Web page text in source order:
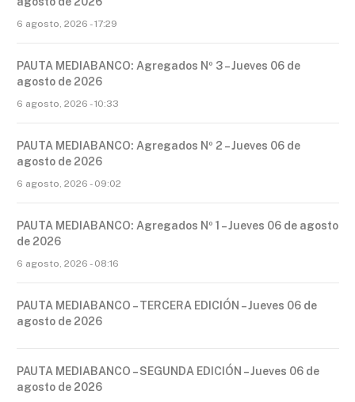
6 agosto, 2026 - 17:29
PAUTA MEDIABANCO: Agregados Nº 3 – Jueves 06 de
agosto de 2026
6 agosto, 2026 - 10:33
PAUTA MEDIABANCO: Agregados Nº 2 – Jueves 06 de
agosto de 2026
6 agosto, 2026 - 09:02
PAUTA MEDIABANCO: Agregados Nº 1 – Jueves 06 de agosto
de 2026
6 agosto, 2026 - 08:16
PAUTA MEDIABANCO – TERCERA EDICIÓN – Jueves 06 de
agosto de 2026
PAUTA MEDIABANCO – SEGUNDA EDICIÓN – Jueves 06 de
agosto de 2026